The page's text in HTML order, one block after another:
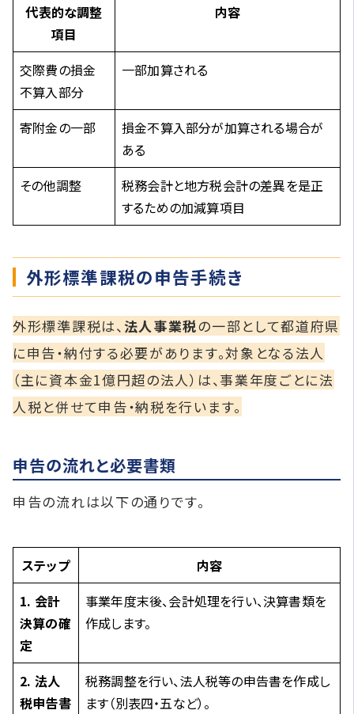
代表的な調整
項目
内容
交際費の損金
不算入部分
一部加算される
寄附金の一部
損金不算入部分が加算される場合が
ある
その他調整
税務会計と地方税会計の差異を是正
するための加減算項目
外形標準課税の申告手続き
外形標準課税は、 法人事業税の一部として都道府県
に申告・納付する必要があります。対象となる法人
（主に資本金1億円超の法人）は、事業年度ごとに法
人税と併せて申告・納税を行います。
申告の流れと必要書類
申告の流れは以下の通りです。
ステップ
内容
1. 会計
決算の確
定
事業年度末後、会計処理を行い、決算書類を
作成します。
2. 法人
税申告書
税務調整を行い、法人税等の申告書を作成し
ます（別表四・五など）。